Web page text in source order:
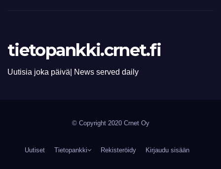
tietopankki.crnet.fi
Uutisia joka päivä| News served daily
© Copyright 2020 Crnet Oy
Uutiset Tietopankki Rekisteröidy Kirjaudu sisään